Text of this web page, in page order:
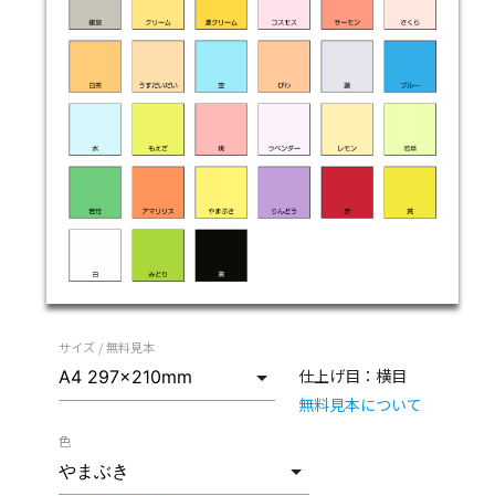
サイズ / 無料見本
仕上げ目：横目
無料見本について
色